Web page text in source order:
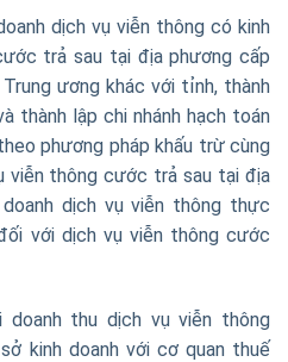
dịch vụ viễn thông có kinh
trả sau tại địa phương cấp
ương khác với tỉnh, thành
thành lập chi nhánh hạch toán
phương pháp khấu trừ cùng
viễn thông cước trả sau tại địa
dịch vụ viễn thông thực
với dịch vụ viễn thông cước
doanh thu dịch vụ viễn thông
kinh doanh với cơ quan thuế